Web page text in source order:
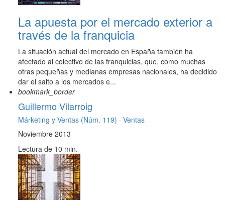
La apuesta por el mercado exterior a
través de la franquicia
La situación actual del mercado en España también ha
afectado al colectivo de las franquicias, que, como muchas
otras pequeñas y medianas empresas nacionales, ha decidido
dar el salto a los mercados e...
bookmark_border
Guillermo Vilarroig
Márketing y Ventas (Núm. 119) · Ventas
Noviembre 2013
Lectura de 10 min.